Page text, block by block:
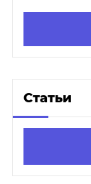
Статьи